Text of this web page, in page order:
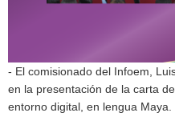
- El comisionado del Infoem,
en la presentación de la carta
entorno digital, en lengua Maya.